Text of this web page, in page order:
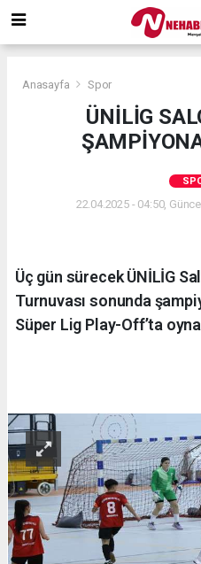
Anasayfa Spor
ÜNİLİG
22.04.2025 - 04:50,
Üç gün sürecek ÜNİLİG
Turnuvası sonunda
Süper Lig Play-Off’ta